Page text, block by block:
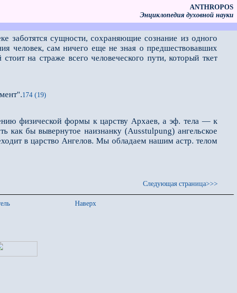
ANTHROPOS
Энциклопедия духовной науки
заботятся сущности, сохраняющие сознание из одного
человек, сам ничего еще не зная о предшествовавших
на страже всего человеческого пути, который ткет
174 (19)
физической формы к царству Архаев, а эф. тела — к
как бы вывернутое наизнанку (Ausstulpung) ангельское
в царство Ангелов. Мы обладаем нашим астр. телом
Следующая страница>>>
Наверх